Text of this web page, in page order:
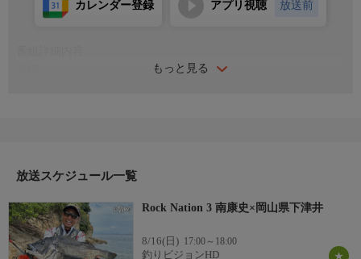
もっと見る
カレンダー登録 アプリ視聴 放送前
む中、最後に思わぬ展開が待っていた。
放送スケジュール一覧
Rock Nation 3 南康史×岡山県下津井
8/16(日) 17:00～18:00
釣りビジョンHD